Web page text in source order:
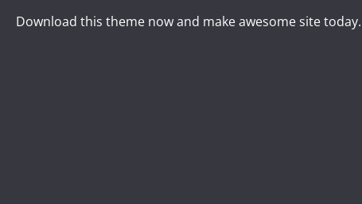
Download this theme now and make awesome site today.